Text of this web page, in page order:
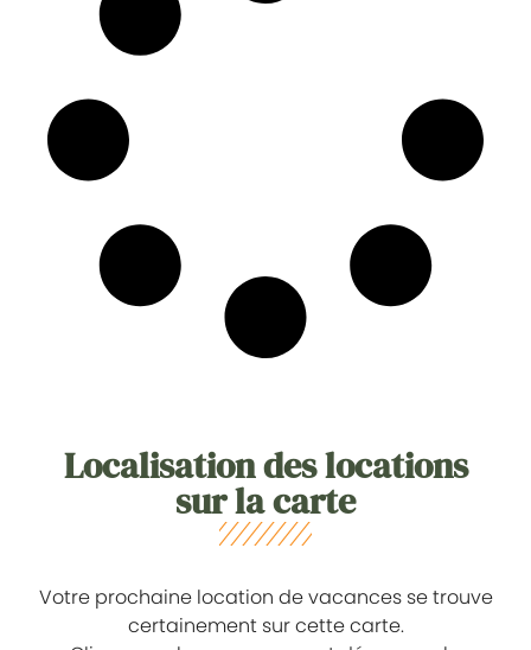
Localisation des locations
sur la carte
Votre prochaine location de vacances se trouve
certainement sur cette carte.